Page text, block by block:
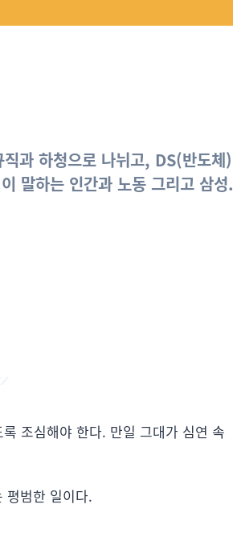
과 하청으로 나뉘고, DS(반도체)
말하는 인간과 노동 그리고 삼성.
조심해야 한다. 만일 그대가 심연 속
평범한 일이다.